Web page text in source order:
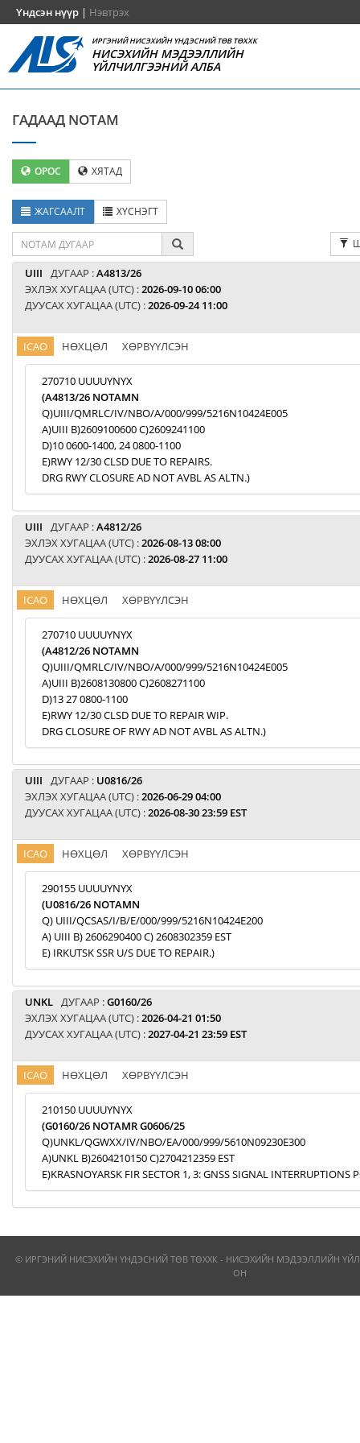
Үндсэн нүүр | Нэвтрэх
ИРГЭНИЙ НИСЭХИЙН ҮНДЭСНИЙ ТӨВ ТӨХХК
НИСЭХИЙН МЭДЭЭЛЛИЙН
ҮЙЛЧИЛГЭЭНИЙ АЛБА
ГАДААД NOTAM
ОРОС ХЯТАД
ЖАГСААЛТ ХҮСНЭГТ
UIII ДУГААР :A4813/26
ЭХЛЭХ ХУГАЦАА (UTC) :2026-09-10 06:00
ДУУСАХ ХУГАЦАА (UTC) :2026-09-24 11:00
ICAO НӨХЦӨЛ ХӨРВҮҮЛСЭН
270710 UUUUYNYX
(A4813/26 NOTAMN
Q)UIII/QMRLC/IV/NBO/A/000/999/5216N10424E005
A)UIII B)2609100600 C)2609241100
D)10 0600-1400, 24 0800-1100
E)RWY 12/30 CLSD DUE TO REPAIRS.
DRG RWY CLOSURE AD NOT AVBL AS ALTN.)
UIII ДУГААР :A4812/26
ЭХЛЭХ ХУГАЦАА (UTC) :2026-08-13 08:00
ДУУСАХ ХУГАЦАА (UTC) :2026-08-27 11:00
ICAO НӨХЦӨЛ ХӨРВҮҮЛСЭН
270710 UUUUYNYX
(A4812/26 NOTAMN
Q)UIII/QMRLC/IV/NBO/A/000/999/5216N10424E005
A)UIII B)2608130800 C)2608271100
D)13 27 0800-1100
E)RWY 12/30 CLSD DUE TO REPAIR WIP.
DRG CLOSURE OF RWY AD NOT AVBL AS ALTN.)
UIII ДУГААР : U0816/26
ЭХЛЭХ ХУГАЦАА (UTC) :2026-06-29 04:00
ДУУСАХ ХУГАЦАА (UTC) :2026-08-30 23:59 EST
ICAO НӨХЦӨЛ ХӨРВҮҮЛСЭН
290155 UUUUYNYX
(U0816/26 NOTAMN
Q) UIII/QCSAS/I/B/E/000/999/5216N10424E200
A) UIII B) 2606290400 C) 2608302359 EST
E) IRKUTSK SSR U/S DUE TO REPAIR.)
UNKL ДУГААР :G0160/26
ЭХЛЭХ ХУГАЦАА (UTC) :2026-04-21 01:50
ДУУСАХ ХУГАЦАА (UTC) :2027-04-21 23:59 EST
ICAO НӨХЦӨЛ ХӨРВҮҮЛСЭН
210150 UUUUYNYX
(G0160/26 NOTAMR G0606/25
Q)UNKL/QGWXX/IV/NBO/EA/000/999/5610N09230E300
A)UNKL B)2604210150 C)2704212359 EST
E)KRASNOYARSK FIR SECTOR 1, 3: GNSS SIGNAL INTERRUPTIONS
© ИРГЭНИЙ НИСЭХИЙН ҮНДЭСНИЙ ТӨВ ТӨХХК - НИСЭХИЙН МЭДЭЭЛЛИЙН
ОН